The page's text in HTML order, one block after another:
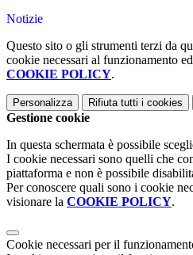
Notizie
Questo sito o gli strumenti terzi da
cookie necessari al funzionamento
COOKIE POLICY.
Personalizza Rifiuta tutti i cookies
Gestione cookie
In questa schermata è possibile
I cookie necessari sono quelli che
piattaforma e non è possibile
Per conoscere quali sono i cookie
visionare la COOKIE POLICY.
Cookie necessari per il